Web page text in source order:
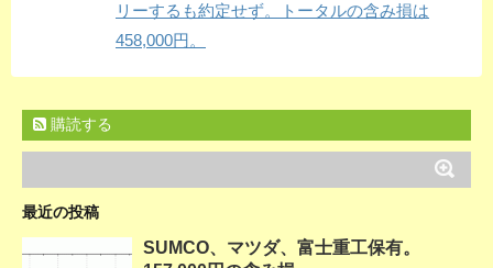
リーするも約定せず。トータルの含み損は
458,000円。
購読する
最近の投稿
SUMCO、マツダ、富士重工保有。